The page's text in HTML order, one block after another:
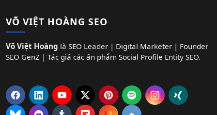
VÕ VIỆT HOÀNG SEO
Võ Việt Hoàng là SEO Leader | Digital Marketer | Founder
SEO GenZ | Tác giả các ấn phẩm Social Profile Entity SEO.